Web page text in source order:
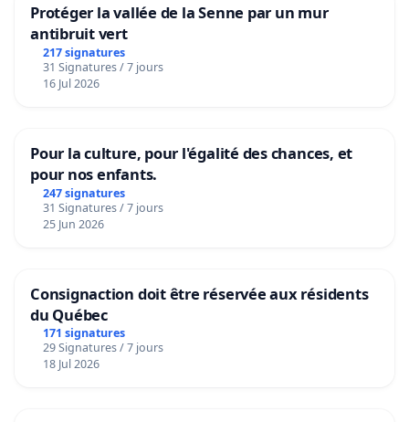
Protéger la vallée de la Senne par un mur
antibruit vert
217 signatures
31 Signatures / 7 jours
16 Jul 2026
Pour la culture, pour l'égalité des chances, et
pour nos enfants.
247 signatures
31 Signatures / 7 jours
25 Jun 2026
Consignaction doit être réservée aux résidents
du Québec
171 signatures
29 Signatures / 7 jours
18 Jul 2026